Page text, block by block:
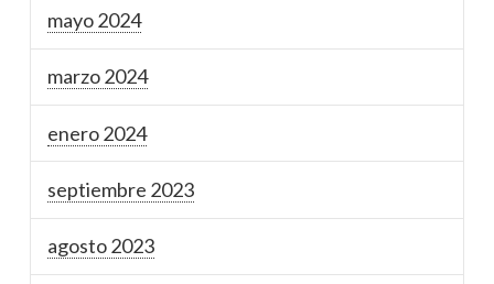
mayo 2024
marzo 2024
enero 2024
septiembre 2023
agosto 2023